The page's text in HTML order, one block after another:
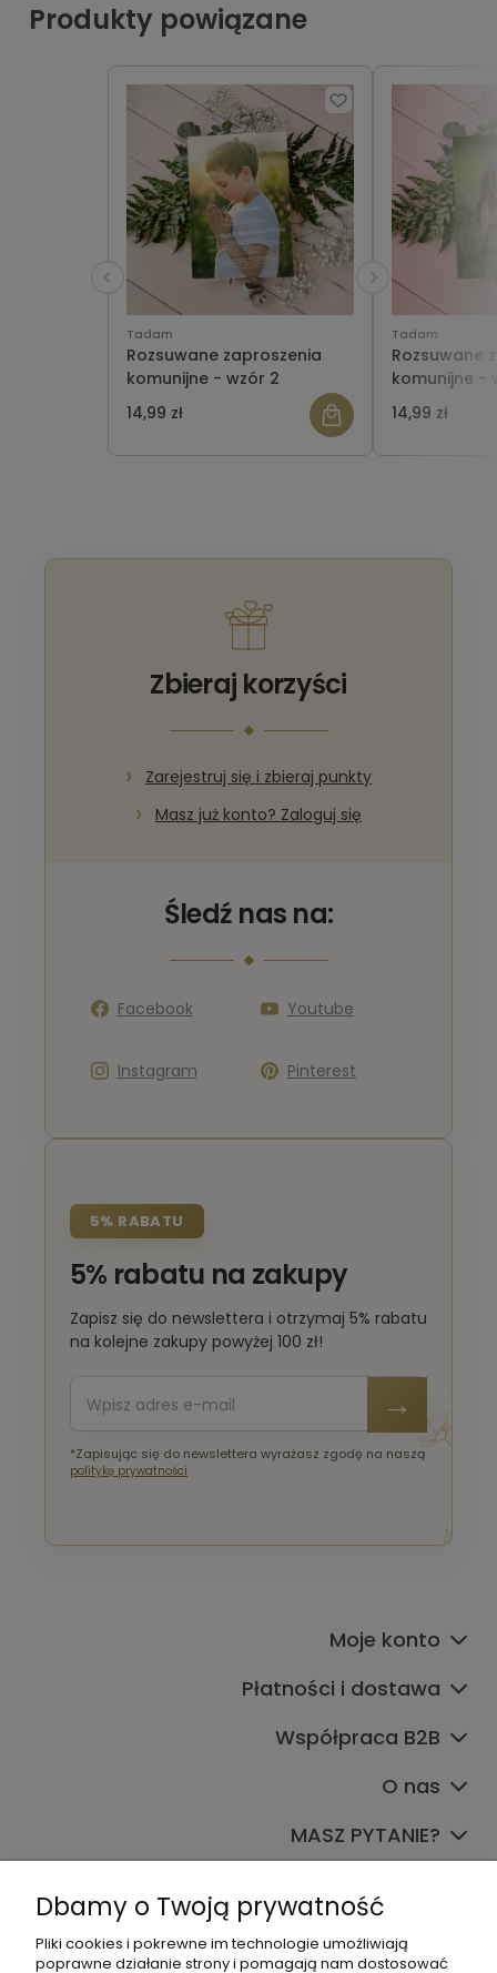
Produkty powiązane
Tadam
Rozsuwane zaproszenia
komunijne - wzór 2
14,99 zł
Tadam
Rozsuwane
komunijne -
14,99 zł
Zbieraj korzyści
Zarejestruj się i zbieraj punkty
Masz już konto? Zaloguj się
Śledź nas na:
Facebook Youtube
Instagram Pinterest
5% RABATU
5% rabatu na zakupy
Zapisz się do newslettera i otrzymaj 5% rabatu
na kolejne zakupy powyżej 100 zł!
*Zapisując się do newslettera wyrażasz zgodę na naszą
politykę prywatności
Moje konto
Płatności i dostawa
Współpraca B2B
O nas
MASZ PYTANIE?
Dbamy o Twoją prywatność
Pliki cookies i pokrewne im technologie umożliwiają
poprawne działanie strony i pomagają nam dostosować